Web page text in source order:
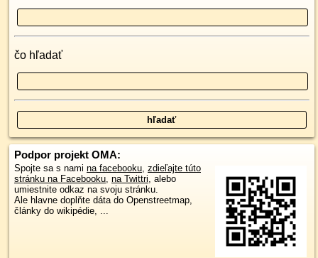
čo hľadať
Podpor projekt OMA:
Spojte sa s nami na facebooku, zdieľajte túto
stránku na Facebooku, na Twittri, alebo
umiestnite odkaz na svoju stránku.
Ale hlavne doplňte dáta do Openstreetmap,
články do wikipédie, ...